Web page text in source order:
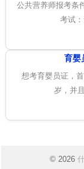
公共营养师报考条
考试
育婴
想考育婴员证，
岁，并
© 2026